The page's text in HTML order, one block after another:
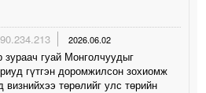
2026.06.02
гуай Монголчуудыг
гүтгэн доромжилсон зохиомж
визнийхээ төрөлийг улс төрийн